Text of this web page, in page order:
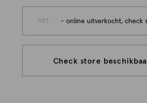
- online uitverkocht, check store
Check store